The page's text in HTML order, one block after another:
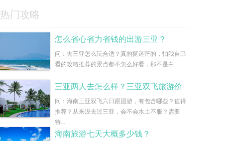
热门攻略
怎么省心省力省钱的出游三亚？
问：去三亚怎么玩合适？真的挺迷茫的，怕我自己
看的攻略推荐的景点都不怎么好看，那不是白...
三亚两人去怎么样？三亚双飞旅游价
问：海南三亚双飞六日跟团游，有包含哪些？值得
推荐？从来没去过三亚，会不会水土不服？需要
特...
海南旅游七天大概多少钱？